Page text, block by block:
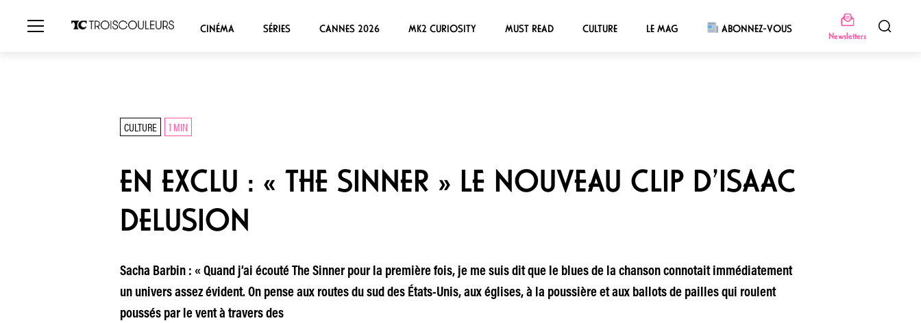
CINÉMA SÉRIES CANNES 2026 MK2 CURIOSITY MUST READ CULTURE LE MAG ABONNEZ-VOUS
Newsletters
CULTURE 1 MIN
EN EXCLU : « THE SINNER » LE NOUVEAU CLIP D’ISAAC
DELUSION
Sacha Barbin : « Quand j’ai écouté The Sinner pour la première fois, je me suis dit que le blues de la chanson connotait immédiatement
un univers assez évident. On pense aux routes du sud des États-Unis, aux églises, à la poussière et aux ballots de pailles qui roulent
poussés par le vent à travers des